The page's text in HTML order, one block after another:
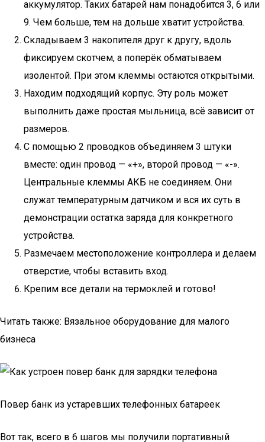
аккумулятор. Таких батарей нам понадобится 3, 6 или
9. Чем больше, тем на дольше хватит устройства.
Складываем 3 накопителя друг к другу, вдоль
фиксируем скотчем, а поперёк обматываем
изолентой. При этом клеммы остаются открытыми.
Находим подходящий корпус. Эту роль может
выполнить даже простая мыльница, всё зависит от
размеров.
С помощью 2 проводков объединяем 3 штуки
вместе: один провод — «+», второй провод — «-».
Центральные клеммы АКБ не соединяем. Они
служат температурным датчиком и вся их суть в
демонстрации остатка заряда для конкретного
устройства.
Размечаем местоположение контроллера и делаем
отверстие, чтобы вставить вход.
Крепим все детали на термоклей и готово!
Читать также: Вязальное оборудование для малого
бизнеса
Повер банк из устаревших телефонных батареек
Вот так, всего в 6 шагов мы получили портативный